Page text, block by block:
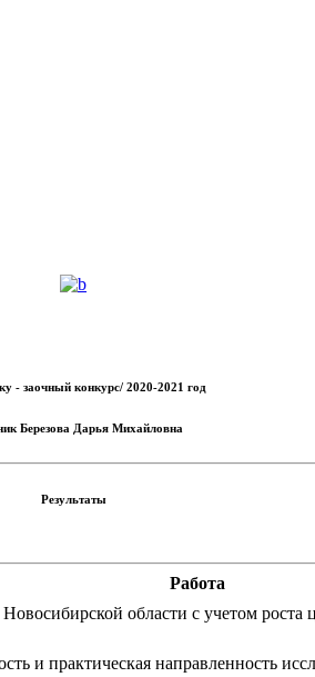
- заочный конкурс/ 2020-2021 год
Березова Дарья Михайловна
Результаты
Работа
области с учетом роста
и практическая направленность